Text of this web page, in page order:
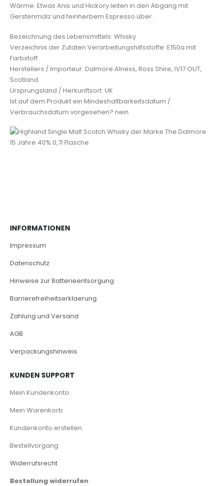
Wärme. Etwas Anis und Hickory leiten in den Abgang mit
Gerstenmalz und feinherbem Espresso über.
Bezeichnung des Lebensmittels: Whisky
Verzeichnis der Zutaten Verarbeitungshilfsstoffe: E150a mit
Farbstoff
Herstellers / Importeur: Dalmore Alness, Ross Shire, IV17 OUT,
Scotland
Ursprungsland / Herkunftsort: UK
Ist auf dem Produkt ein Mindeshaltbarkeitsdatum /
Verbrauchsdatum vorgesehen? nein
INFORMATIONEN
Impressum
Datenschutz
Hinweise zur Batterieentsorgung
Barrierefreiheitserklaerung
Zahlung und Versand
AGB
Verpackungshinweis
KUNDEN SUPPORT
Mein Kundenkonto
Mein Warenkorb
Kundenkonto erstellen
Bestellvorgang
Widerrufsrecht
Bestellung widerrufen